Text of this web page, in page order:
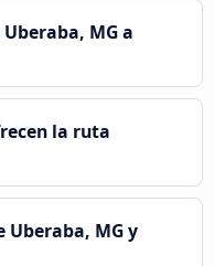
MG a
la ruta
Uberaba, MG y